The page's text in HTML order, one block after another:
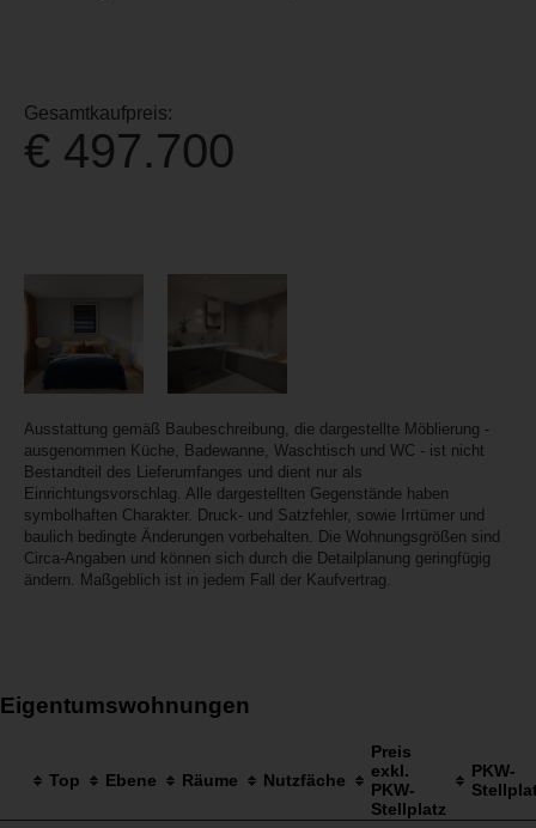
Gesamtkaufpreis:
€ 497.700
Ausstattung gemäß Baubeschreibung, die dargestellte Möblierung -
ausgenommen Küche, Badewanne, Waschtisch und WC - ist nicht
Bestandteil des Lieferumfanges und dient nur als
Einrichtungsvorschlag. Alle dargestellten Gegenstände haben
symbolhaften Charakter. Druck- und Satzfehler, sowie Irrtümer und
baulich bedingte Änderungen vorbehalten. Die Wohnungsgrößen sind
Circa-Angaben und können sich durch die Detailplanung geringfügig
ändern. Maßgeblich ist in jedem Fall der Kaufvertrag.
Eigentumswohnungen
Top Ebene Räume Nutzfäche
Preis
exkl.
PKW-
Stellplatz
PKW-